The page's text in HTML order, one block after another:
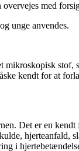
med
unge anvendes.
kendt for at
Det er en
i